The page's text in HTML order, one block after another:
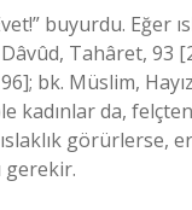
buyurdu. Eğer
Tahâret, 93
bk. Müslim,
kadınlar da,
görürlerse,
gerekir.